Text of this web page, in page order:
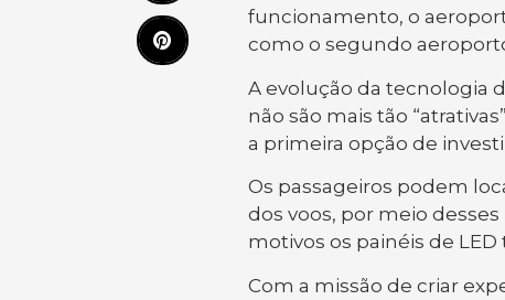
funcionamento, o
como o segundo
A evolução da tecnologia
não são mais tão
a primeira opção de
Os passageiros podem
dos voos, por meio
motivos os painéis de
Com a missão de criar